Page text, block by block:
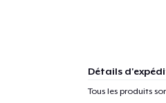
Détails
Tous les produits